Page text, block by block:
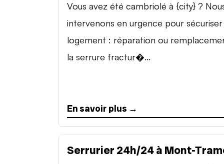
Vous avez été cambriolé à {city} ?
intervenons en urgence pour
logement : réparation ou
la serrure fractur�...
En savoir plus →
Serrurier 24h/24 à Mont-